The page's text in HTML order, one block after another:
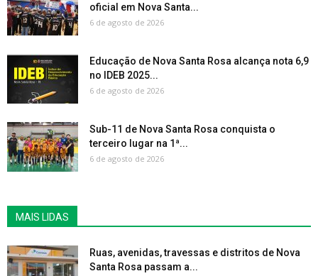
oficial em Nova Santa...
6 de agosto de 2026
Educação de Nova Santa Rosa alcança nota 6,9
no IDEB 2025...
6 de agosto de 2026
Sub-11 de Nova Santa Rosa conquista o
terceiro lugar na 1ª...
6 de agosto de 2026
MAIS LIDAS
Ruas, avenidas, travessas e distritos de Nova
Santa Rosa passam a...